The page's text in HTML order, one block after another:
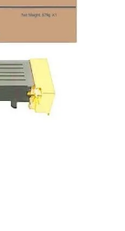
de marque